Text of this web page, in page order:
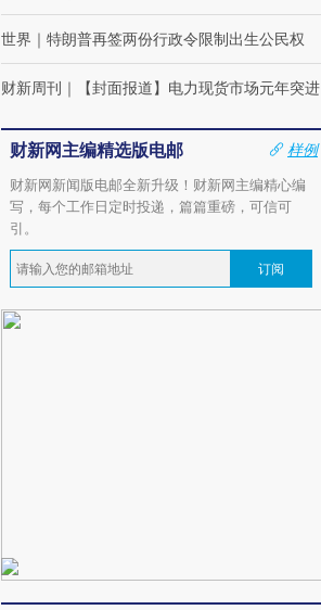
世界 ｜ 特朗普再签两份行政令限制出生公民权
财新周刊 ｜ 【封面报道】电力现货市场元年突进
财新网主编精选版电邮
样例
财新网新闻版电邮全新升级！财新网主编精心编
写，每个工作日定时投递，篇篇重磅，可信可
引。
订阅